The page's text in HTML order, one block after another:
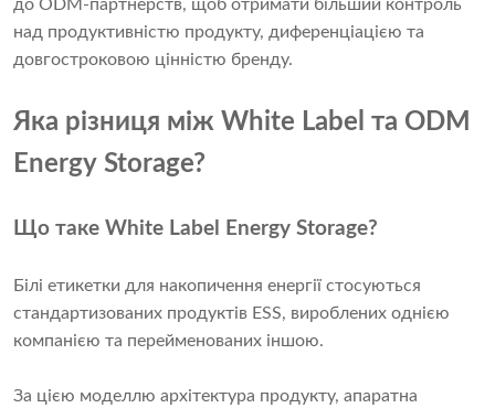
до ODM-партнерств, щоб отримати більший контроль
над продуктивністю продукту, диференціацією та
довгостроковою цінністю бренду.
Яка різниця між White Label та ODM
Energy Storage?
Що таке White Label Energy Storage?
Білі етикетки для накопичення енергії стосуються
стандартизованих продуктів ESS, вироблених однією
компанією та перейменованих іншою.
За цією моделлю архітектура продукту, апаратна